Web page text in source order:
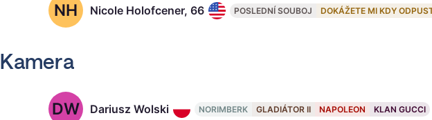
NH Nicole Holofcener, 66 POSLEDNÍ SOUBOJ DOKÁŽETE MI KDY
Kamera
DW Dariusz Wolski NORIMBERK GLADIÁTOR II NAPOLEON KLAN GUCCI